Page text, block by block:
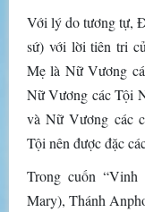
Với lý do tương tự,
sứ) với lời tiên tri
Mẹ là Nữ Vương
Nữ Vương các Tội
và Nữ Vương các
Tội nên được đặc
Trong cuốn
Mary), Thánh